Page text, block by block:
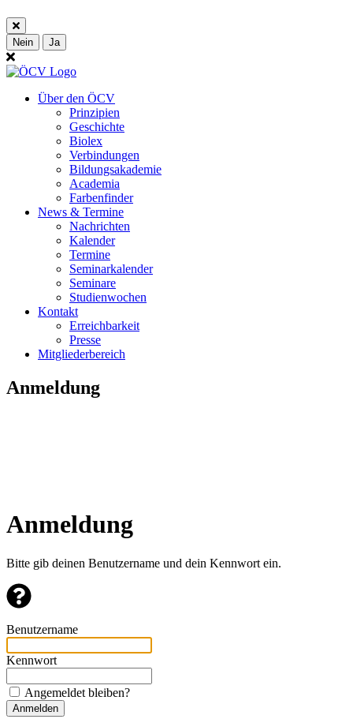
Nein Ja
Über den ÖCV
Prinzipien
Geschichte
Biolex
Verbindungen
Bildungsakademie
Academia
Farbenfinder
News & Termine
Nachrichten
Kalender
Termine
Seminarkalender
Seminare
Studienwochen
Kontakt
Erreichbarkeit
Presse
Mitgliederbereich
Anmeldung
Anmeldung
Bitte gib deinen Benutzername und dein Kennwort ein.
Benutzername
Kennwort
Angemeldet bleiben?
Anmelden